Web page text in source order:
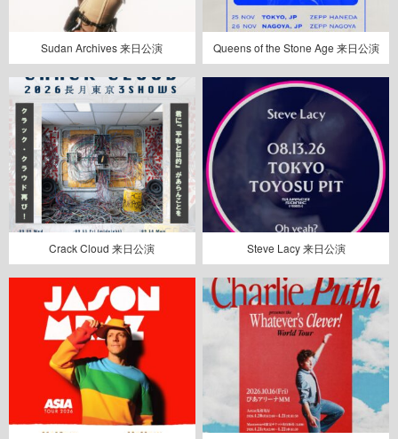
Sudan Archives 来日公演 Queens of the Stone Age 来日公演
Crack Cloud 来日公演 Steve Lacy 来日公演